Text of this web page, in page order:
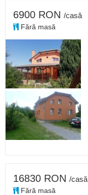
6900 RON /casă
Fără masă
16830 RON /casă
Fără masă